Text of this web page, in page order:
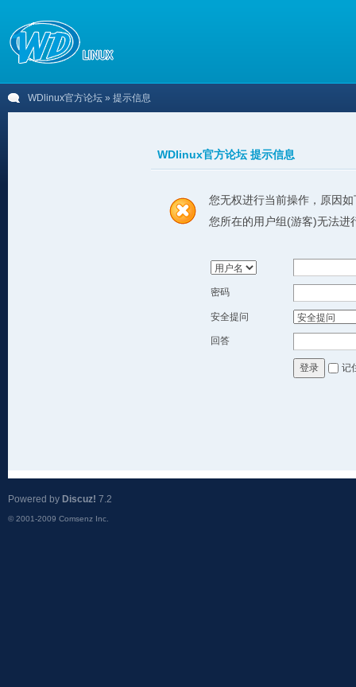
WDlinux官方论坛 » 提示信息
WDlinux官方论坛 提示信息
您无权进行当前操作，原因如
您所在的用户组(游客)无法进
密码
安全提问
回答
登录 记
Powered by Discuz! 7.2
© 2001-2009 Comsenz Inc.